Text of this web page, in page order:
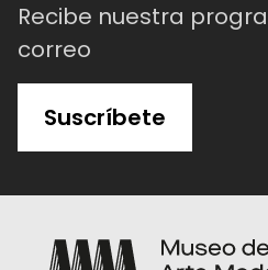
Recibe nuestra
correo
Suscríbete